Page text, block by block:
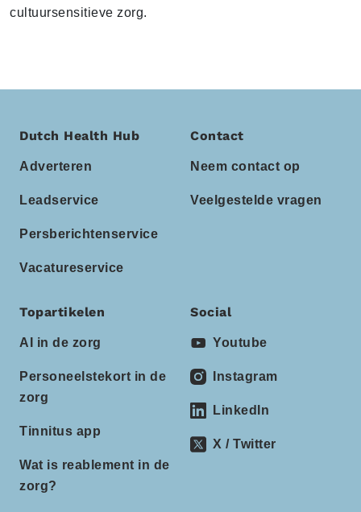
cultuursensitieve zorg.
Dutch Health Hub
Adverteren
Leadservice
Persberichtenservice
Vacatureservice
Contact
Neem contact op
Veelgestelde vragen
Topartikelen
AI in de zorg
Personeelstekort in de
zorg
Tinnitus app
Wat is reablement in de
zorg?
Social
Youtube
Instagram
LinkedIn
X / Twitter